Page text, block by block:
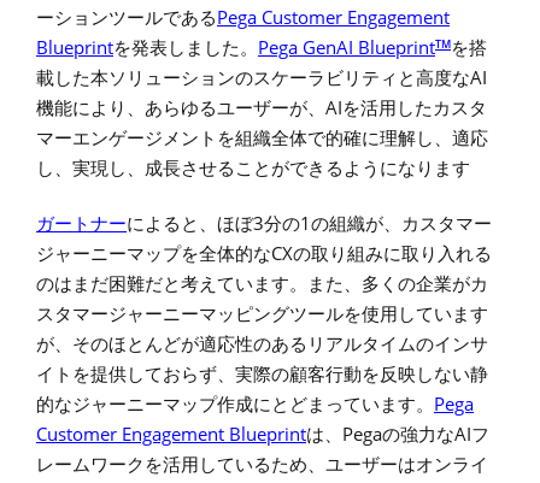
ーションツールであるPega Customer Engagement
Blueprintを発表しました。 Pega GenAI BlueprintTMを搭
載した本ソリューションのスケーラビリティと高度なAI
機能により、あらゆるユーザーが、 AIを活用したカスタ
マーエンゲージメントを組織全体で的確に理解し、適応
し、実現し、成長させることができるようになります
ガートナーによると、ほぼ3分の1の組織が、カスタマー
ジャーニーマップを全体的なCXの取り組みに取り入れる
のはまだ困難だと考えています。また、多くの企業がカ
スタマージャーニーマッピングツールを使用しています
が、そのほとんどが適応性のあるリアルタイムのインサ
イトを提供しておらず、実際の顧客行動を反映しない静
的なジャーニーマップ作成にとどまっています。 Pega
Customer Engagement Blueprintは、 Pegaの強力なAIフ
レームワークを活用しているため、ユーザーはオンライ